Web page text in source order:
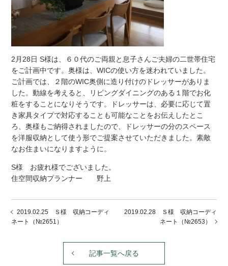
2月28日 S様は、６０代のご両親と息子さんご夫婦の二世帯住宅
をご計画中です。奥様は、WICの使い方を迷われていました。
ご計画では、２階のWIC奥側に造り付けのドレッサーがありま
した。動線を考えると、リビングダイニングのある１階でお化
粧をすることになりそうです。ドレッサーは、必要に応じて置
き家具タイプで対応することも可能なことをお伝えしたとこ
ろ、奥様もご納得されましたので、ドレッサーの分のスペース
を洋服収納として使う形でご提案させていただきました。素敵
なお住まいになりますように。
S様 お疲れ様でございました。
住空間収納プランナー 野上
2019.02.25 Ｓ様 収納コーディ
ネート（№2651）
2019.02.28 Ｓ様 収納コーディ
ネート（№2653）
記事一覧へ戻る